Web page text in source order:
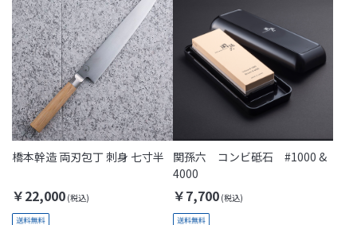
橋本幹造 両刃包丁 刺身 七寸半
￥22,000
関孫六 コンビ砥石 #1000 &
4000
￥7,700